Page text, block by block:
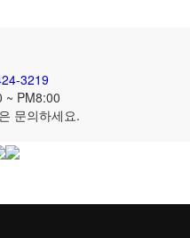
3219
~ PM8:00
은 문의하세요.